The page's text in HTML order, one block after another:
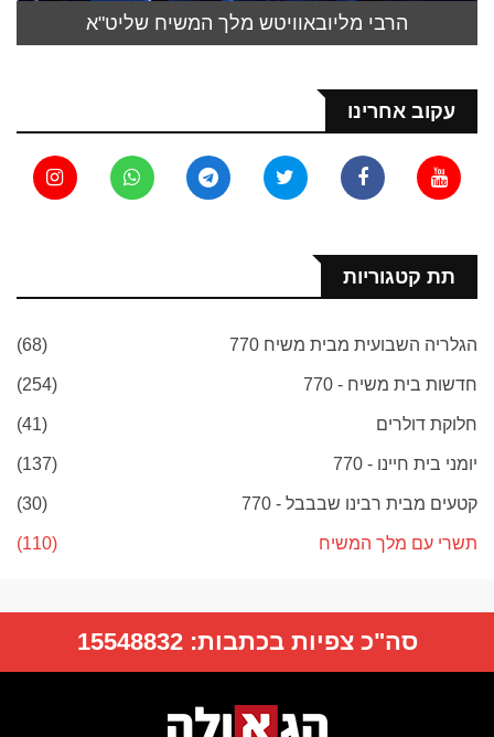
הרבי מליובאוויטש מלך המשיח שליט"א
עקוב אחרינו
תת קטגוריות
הגלריה השבועית מבית משיח 770 (68)
חדשות בית משיח - 770 (254)
חלוקת דולרים (41)
יומני בית חיינו - 770 (137)
קטעים מבית רבינו שבבבל - 770 (30)
תשרי עם מלך המשיח (110)
סה"כ צפיות בכתבות:15548832